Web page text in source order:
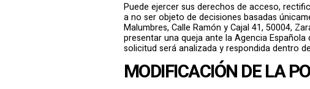
Puede ejercer sus derechos de acceso,
a no ser objeto de decisiones basadas
Malumbres, Calle Ramón y Cajal 41, 50004,
presentar una queja ante la Agencia
solicitud será analizada y respondida dentro
MODIFICACIÓN DE LA